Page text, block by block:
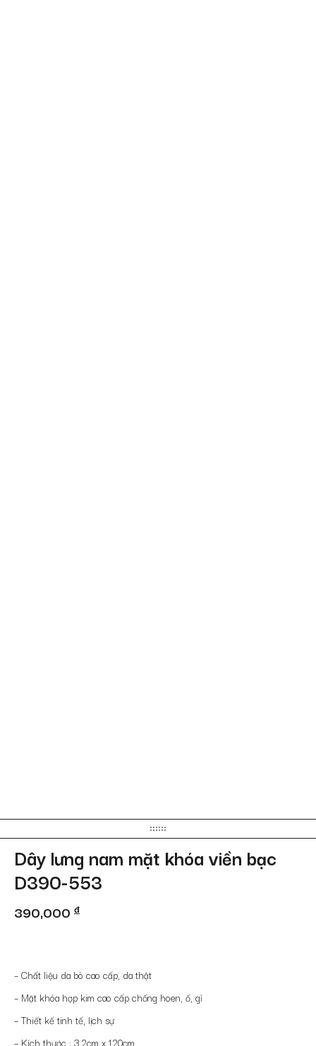
Dây lưng nam mặt khóa viền bạc
D390-553
390,000 đ
– Chất liệu da bò cao cấp, da thật
– Mặt khóa hợp kim cao cấp chống hoen, ố, gỉ
– Thiết kế tinh tế, lịch sự
– Kích thước : 3,2cm x 120cm